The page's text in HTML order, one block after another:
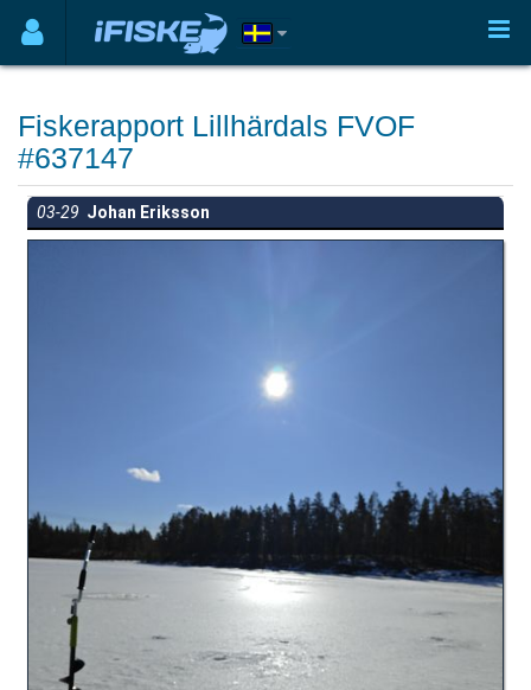
Fiskerapport Lillhärdals FVOF
#637147
03-29 Johan Eriksson